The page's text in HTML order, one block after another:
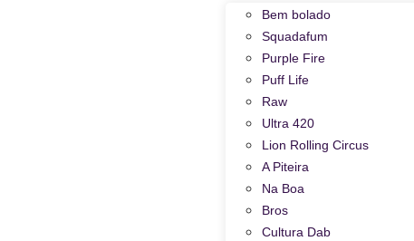
Bem bolado
Squadafum
Purple Fire
Puff Life
Raw
Ultra 420
Lion Rolling Circus
A Piteira
Na Boa
Bros
Cultura Dab